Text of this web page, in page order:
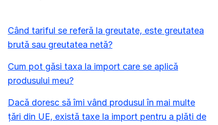
Când tariful se referă la greutate, este greutatea
brută sau greutatea netă?
Cum pot găsi taxa la import care se aplică
produsului meu?
Dacă doresc să îmi vând produsul în mai multe
țări din UE, există taxe la import pentru a plăti de